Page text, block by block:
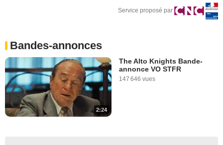
Service proposé par
Bandes-annonces
2:24
The Alto Knights Bande-
annonce VO STFR
147 646 vues